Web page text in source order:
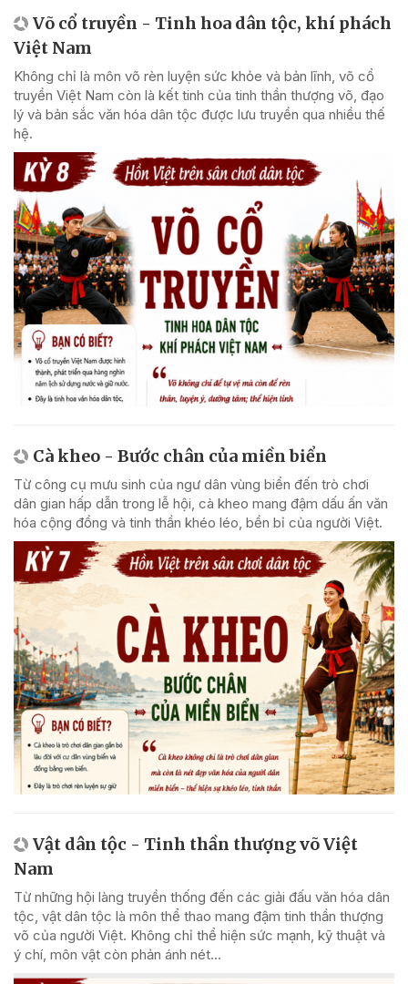
Võ cổ truyền - Tinh hoa dân tộc, khí phách
Việt Nam
Không chỉ là môn võ rèn luyện sức khỏe và bản lĩnh, võ cổ
truyền Việt Nam còn là kết tinh của tinh thần thượng võ, đạo
lý và bản sắc văn hóa dân tộc được lưu truyền qua nhiều thế
hệ.
Cà kheo - Bước chân của miền biển
Từ công cụ mưu sinh của ngư dân vùng biển đến trò chơi
dân gian hấp dẫn trong lễ hội, cà kheo mang đậm dấu ấn văn
hóa cộng đồng và tinh thần khéo léo, bền bỉ của người Việt.
Vật dân tộc - Tinh thần thượng võ Việt
Nam
Từ những hội làng truyền thống đến các giải đấu văn hóa dân
tộc, vật dân tộc là môn thể thao mang đậm tinh thần thượng
võ của người Việt. Không chỉ thể hiện sức mạnh, kỹ thuật và
ý chí, môn vật còn phản ánh nét...